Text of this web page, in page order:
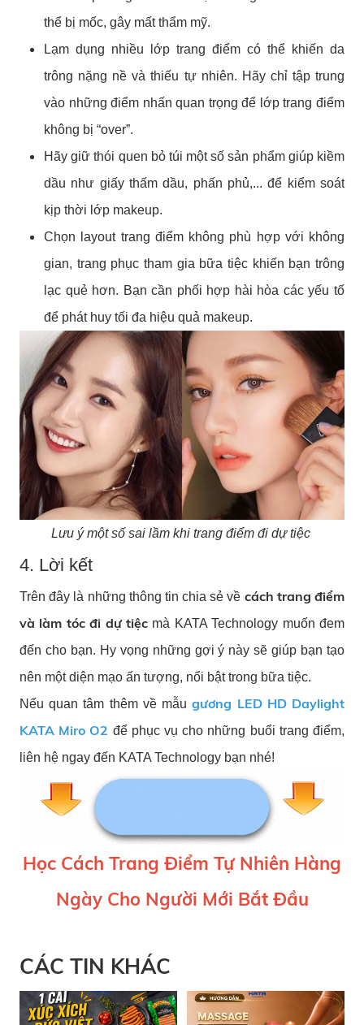
thể bị mốc, gây mất thẩm mỹ.
Lạm dụng nhiều lớp trang điểm có thể khiến da
trông nặng nề và thiếu tự nhiên. Hãy chỉ tập trung
vào những điểm nhấn quan trọng để lớp trang điểm
không bị “over”.
Hãy giữ thói quen bỏ túi một số sản phẩm giúp kiềm
dầu như giấy thấm dầu, phấn phủ,... để kiểm soát
kịp thời lớp makeup.
Chọn layout trang điểm không phù hợp với không
gian, trang phục tham gia bữa tiệc khiến bạn trông
lạc quẻ hơn. Bạn cần phối hợp hài hòa các yếu tố
để phát huy tối đa hiệu quả makeup.
Lưu ý một số sai lầm khi trang điểm đi dự tiệc
4. Lời kết
Trên đây là những thông tin chia sẻ về cách trang điểm
và làm tóc đi dự tiệc mà KATA Technology muốn đem
đến cho bạn. Hy vọng những gợi ý này sẽ giúp bạn tạo
nên một diện mạo ấn tượng, nổi bật trong bữa tiệc.
Nếu quan tâm thêm về mẫugương LED HD Daylight
KATA Miro O2 để phục vụ cho những buổi trang điểm,
liên hệ ngay đến KATA Technology bạn nhé!
Học Cách Trang Điểm Tự Nhiên Hàng
Ngày Cho Người Mới Bắt Đầu
CÁC TIN KHÁC